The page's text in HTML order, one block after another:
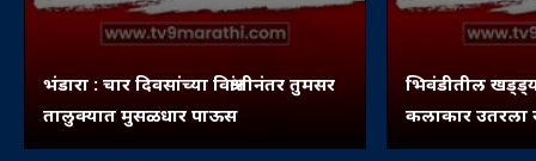
भंडारा : चार दिवसांच्या विश्रांतीनंतर तुमसर
तालुक्यात मुसळधार पाऊस
भिवंडीतील
कलाकार उतरला